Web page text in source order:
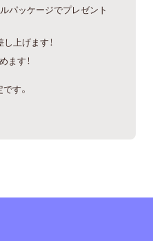
パッケージでプレゼント
上げます！
ます！
す。